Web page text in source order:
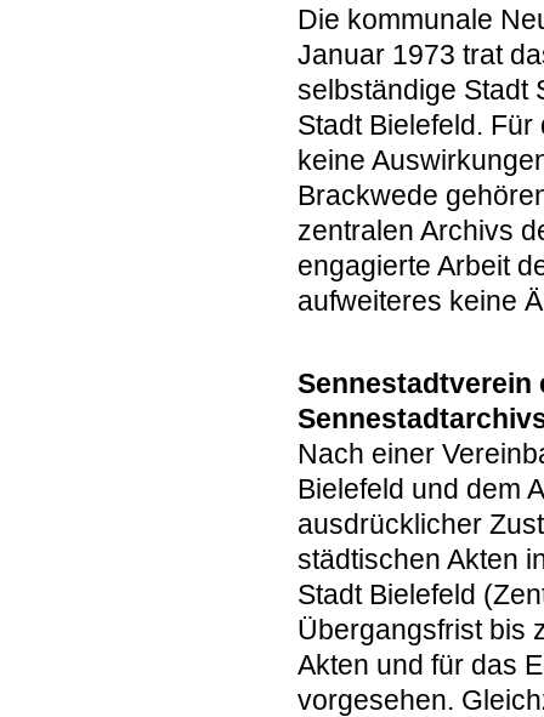
Die kommunale
Januar 1973 trat
selbständige Stadt
Stadt Bielefeld.
keine
Brackwede
zentralen Archivs
engagierte Arbeit
aufweiteres keine
Sennestadtverein
Nach einer
Bielefeld und dem
ausdrücklicher
städtischen Akten
Stadt Bielefeld
Übergangsfrist bis
Akten und für das
vorgesehen.